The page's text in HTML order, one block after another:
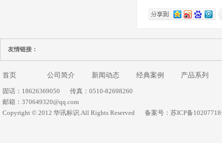
友情链接：
首页 公司简介 新闻动态 经典案例 产品系列
固话：18626369050
传真：0510-82698260
邮箱：370649320@qq.com
Copyright © 2012 华讯标识.All Rights Reserved
备案号：苏ICP备